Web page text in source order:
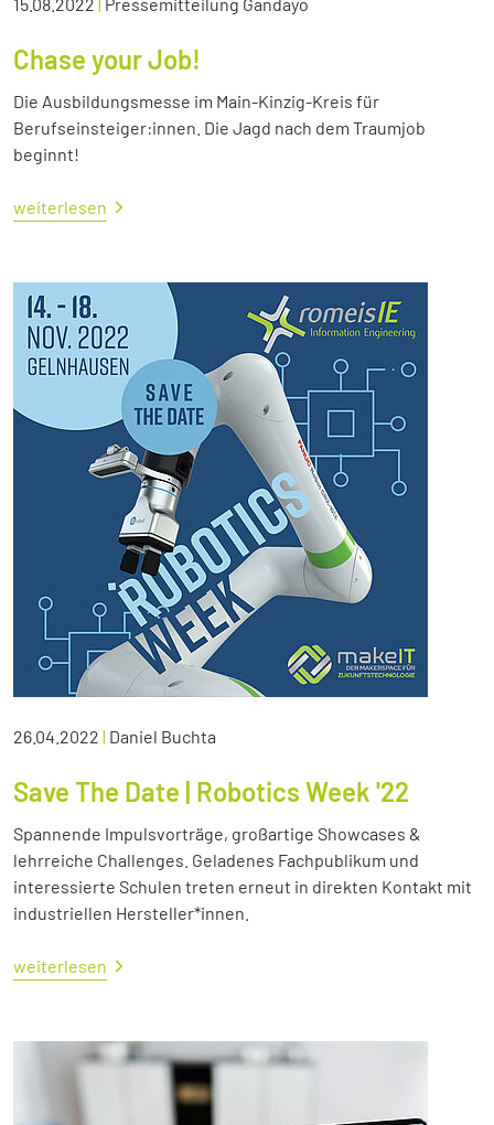
Chase your Job!
Die Ausbildungsmesse im Main-Kinzig-Kreis für
Berufseinsteiger:innen. Die Jagd nach dem Traumjob
beginnt!
weiterlesen
26.04.2022 | Daniel Buchta
Save The Date | Robotics Week '22
Spannende Impulsvorträge, großartige Showcases &
lehrreiche Challenges. Geladenes Fachpublikum und
interessierte Schulen treten erneut in direkten Kontakt mit
industriellen Hersteller*innen.
weiterlesen